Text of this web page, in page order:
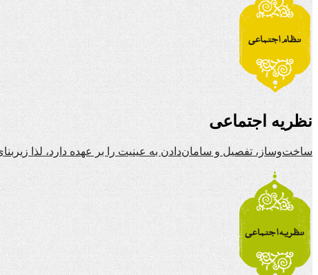
نظریه اجتماعی
ساخت‌وساز، تفصیل و سامان‌دادن به عینیت را بر عهده دارد، لذا